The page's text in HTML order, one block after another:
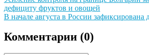
дефициту фруктов и овощей
Иллюстрация новости
В начале августа в России зафиксирована
Комментарии (0)